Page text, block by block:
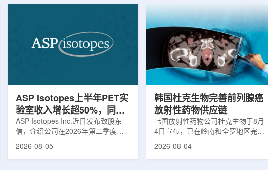
任杨传盛主持。赣州市卫生健康委员
会副主任傅伟、中华医学会核医学分
会主任委员汪静、赣州市肿瘤医院党
书，双方计划围绕基于容积成像的精
准放射治疗解决方案开展合作探讨。
根据意向书，双方拟研究将三星移动
CT扫描仪BodyTom与Accuray机器
人放射外科平台CyberKnife相结合。
该合作方向旨在把高分辨率三维成像
能力与图像引导机器人放射外科技术
连接起来，使医务人员能够更准确地
ASP Isotopes上半年PET实
验室收入增长超50%，同位
素浓缩设施推进商业生产
ASP Isotopes Inc.近日发布致股东
信，介绍公司在2026年第二季度财
务业绩公布前各业务板块的运营进
2026-08-05
韩国杜克生物完善前列腺癌
放射性药物供应链
韩国放射性药物公司杜克生物于8月
4日宣布，已在岭南和全罗地区完成
前列腺癌诊断用放射性药物
2026-08-04